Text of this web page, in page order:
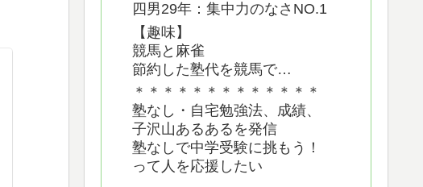
四男29年：集中力のなさNO.1
【趣味】
競馬と麻雀
節約した塾代を競馬で…
＊＊＊＊＊＊＊＊＊＊＊＊＊
塾なし・自宅勉強法、成績、
子沢山あるあるを発信
塾なしで中学受験に挑もう！
って人を応援したい